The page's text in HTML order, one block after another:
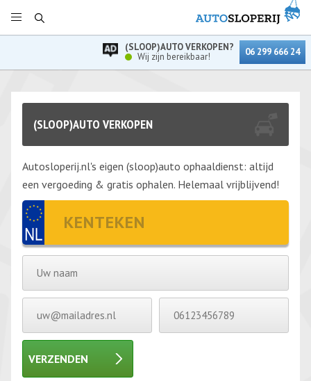
(SLOOP)AUTO VERKOPEN?
Wij zijn bereikbaar!
06 299 666 24
(SLOOP)AUTO VERKOPEN
Autosloperij.nl's eigen (sloop)auto ophaaldienst: altijd
een vergoeding & gratis ophalen. Helemaal vrijblijvend!
VERZENDEN